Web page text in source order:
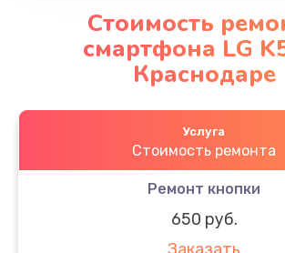
Стоимость
смартфона LG
Краснодаре
Услуга
Стоимость ремонта
Ремонт кнопки
650 руб.